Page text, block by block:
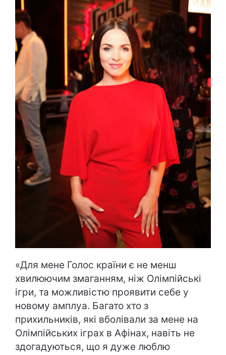
«Для мене Голос країни є не менш
хвилюючим змаганням, ніж Олімпійські
ігри, та можливістю проявити себе у
новому амплуа. Багато хто з
прихильників, які вболівали за мене на
Олімпійських іграх в Афінах, навіть не
здогадуються, що я дуже люблю